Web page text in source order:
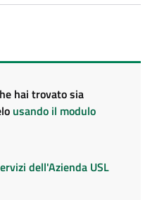
hai trovato sia
usando il modulo
dell'Azienda USL